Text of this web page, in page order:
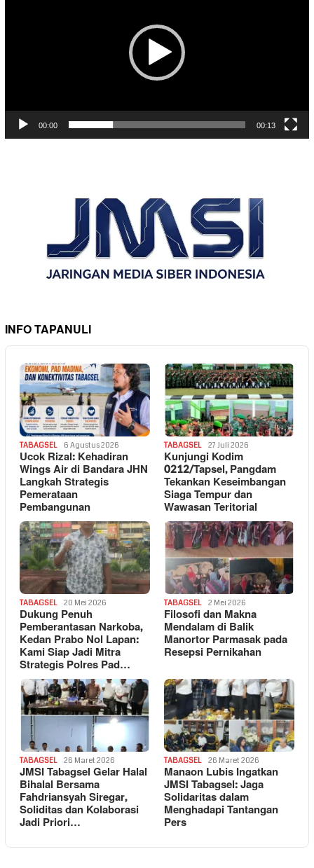
00:00 00:13
INFO TAPANULI
TABAGSEL 6 Agustus 2026
Ucok Rizal: Kehadiran
Wings Air di Bandara JHN
Langkah Strategis
Pemerataan
Pembangunan
TABAGSEL 27 Juli 2026
Kunjungi Kodim
0212/Tapsel, Pangdam
Tekankan Keseimbangan
Siaga Tempur dan
Wawasan Teritorial
TABAGSEL 20 Mei 2026
Dukung Penuh
Pemberantasan Narkoba,
Kedan Prabo Nol Lapan:
Kami Siap Jadi Mitra
Strategis Polres Pad…
TABAGSEL 2 Mei 2026
Filosofi dan Makna
Mendalam di Balik
Manortor Parmasak pada
Resepsi Pernikahan
TABAGSEL 26 Maret 2026
JMSI Tabagsel Gelar Halal
Bihalal Bersama
Fahdriansyah Siregar,
Soliditas dan Kolaborasi
Jadi Priori…
TABAGSEL 26 Maret 2026
Manaon Lubis Ingatkan
JMSI Tabagsel: Jaga
Solidaritas dalam
Menghadapi Tantangan
Pers